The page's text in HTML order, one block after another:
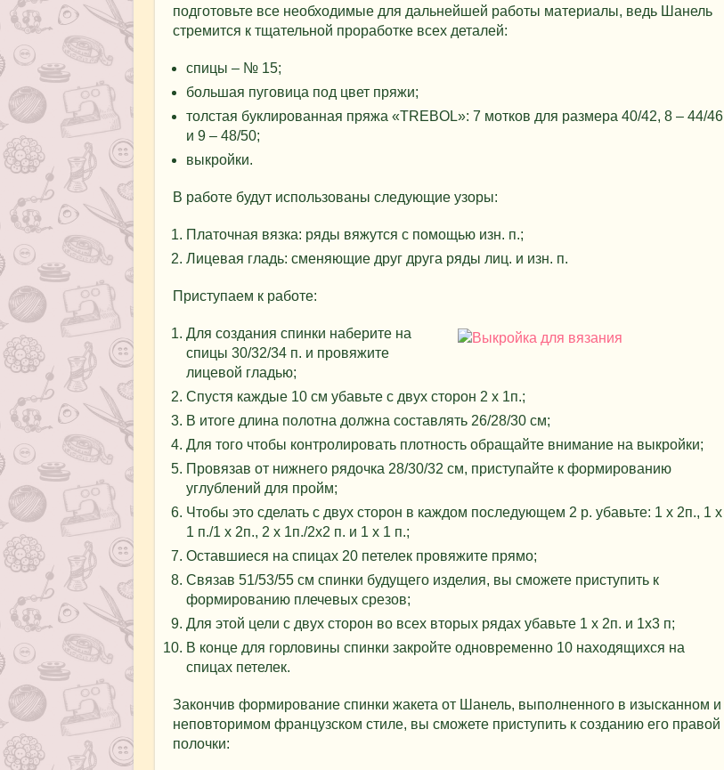
подготовьте все необходимые для дальнейшей работы материалы, ведь Шанель
стремится к тщательной проработке всех деталей:
спицы – № 15;
большая пуговица под цвет пряжи;
толстая буклированная пряжа «TREBOL»: 7 мотков для размера 40/42, 8 – 44/46
и 9 – 48/50;
выкройки.
В работе будут использованы следующие узоры:
Платочная вязка: ряды вяжутся с помощью изн. п.;
Лицевая гладь: сменяющие друг друга ряды лиц. и изн. п.
Приступаем к работе:
Для создания спинки наберите на
спицы 30/32/34 п. и провяжите
лицевой гладью;
Спустя каждые 10 см убавьте с двух сторон 2 х 1п.;
В итоге длина полотна должна составлять 26/28/30 см;
Для того чтобы контролировать плотность обращайте внимание на выкройки;
Провязав от нижнего рядочка 28/30/32 см, приступайте к формированию
углублений для пройм;
Чтобы это сделать с двух сторон в каждом последующем 2 р. убавьте: 1 х 2п., 1 х
1 п./1 х 2п., 2 х 1п./2х2 п. и 1 х 1 п.;
Оставшиеся на спицах 20 петелек провяжите прямо;
Связав 51/53/55 см спинки будущего изделия, вы сможете приступить к
формированию плечевых срезов;
Для этой цели с двух сторон во всех вторых рядах убавьте 1 х 2п. и 1х3 п;
В конце для горловины спинки закройте одновременно 10 находящихся на
спицах петелек.
Закончив формирование спинки жакета от Шанель, выполненного в изысканном и
неповторимом французском стиле, вы сможете приступить к созданию его правой
полочки: